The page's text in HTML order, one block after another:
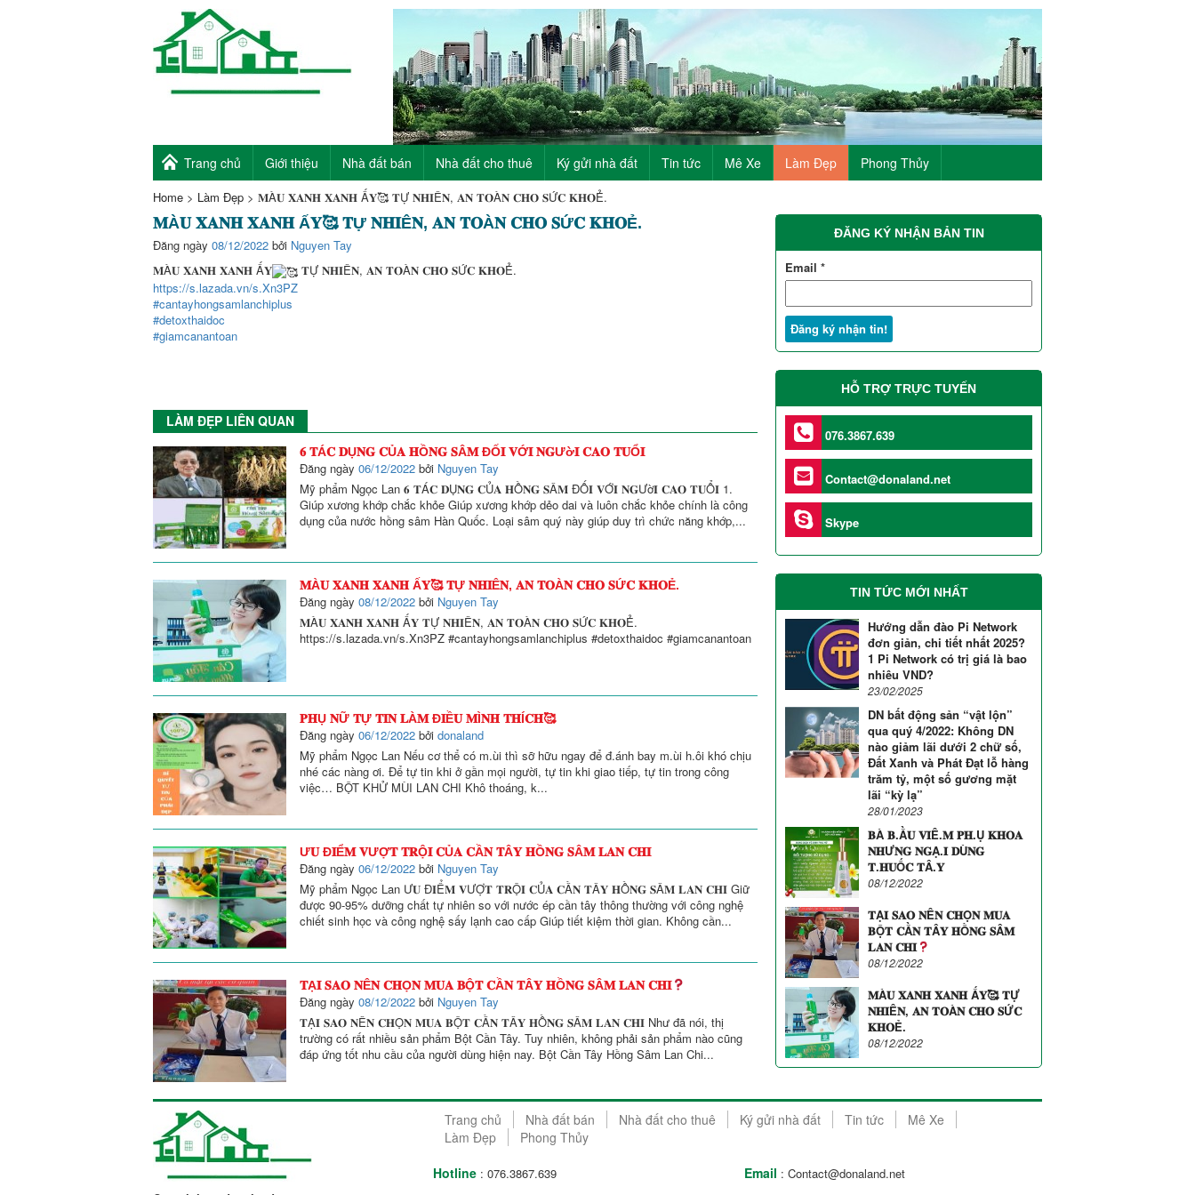
Trang chủ Giới thiệu Nhà đất bán Nhà đất cho thuê Ký gửi nhà đất Tin tức Mê Xe Làm Đẹp Phong Thủy
Home > Làm Đẹp > 𝐌À𝐔 𝐗𝐀𝐍𝐇 𝐗𝐀𝐍𝐇 Ấ𝐘🥰 𝐓Ự 𝐍𝐇𝐈Ê𝐍, 𝐀𝐍 𝐓𝐎À𝐍 𝐂𝐇𝐎 𝐒Ứ𝐂 𝐊𝐇𝐎Ẻ.
𝐌À𝐔 𝐗𝐀𝐍𝐇 𝐗𝐀𝐍𝐇 Ấ𝐘🥰 𝐓Ự 𝐍𝐇𝐈Ê𝐍, 𝐀𝐍 𝐓𝐎À𝐍 𝐂𝐇𝐎 𝐒Ứ𝐂 𝐊𝐇𝐎Ẻ.
Đăng ngày 08/12/2022 bởi Nguyen Tay
𝐌À𝐔 𝐗𝐀𝐍𝐇 𝐗𝐀𝐍𝐇 Ấ𝐘
𝐓Ự 𝐍𝐇𝐈Ê𝐍, 𝐀𝐍 𝐓𝐎À𝐍 𝐂𝐇𝐎 𝐒Ứ𝐂 𝐊𝐇𝐎Ẻ.
https://s.lazada.vn/s.Xn3PZ
#cantayhongsamlanchiplus
#detoxthaidoc
#giamcanantoan
LÀM ĐẸP LIÊN QUAN
𝟔 𝐓Á𝐂 𝐃Ụ𝐍𝐆 𝐂Ủ𝐀 𝐇Ồ𝐍𝐆 𝐒Â𝐌 ĐỐ𝐈 𝐕Ớ𝐈 𝐍𝐆Ườ𝐈 𝐂𝐀𝐎 𝐓𝐔Ổ𝐈
Đăng ngày 06/12/2022bởi Nguyen Tay
Mỹ phẩm Ngọc Lan 𝟔 𝐓Á𝐂 𝐃Ụ𝐍𝐆 𝐂Ủ𝐀 𝐇Ồ𝐍𝐆 𝐒Â𝐌 ĐỐ𝐈 𝐕Ớ𝐈 𝐍𝐆Ườ𝐈 𝐂𝐀𝐎 𝐓𝐔Ổ𝐈 1.
Giúp xương khớp chắc khỏe Giúp xương khớp dẻo dai và luôn chắc khỏe chính là công
dụng của nước hồng sâm Hàn Quốc. Loại sâm quý này giúp duy trì chức năng khớp,...
𝐌À𝐔 𝐗𝐀𝐍𝐇 𝐗𝐀𝐍𝐇 Ấ𝐘🥰 𝐓Ự 𝐍𝐇𝐈Ê𝐍, 𝐀𝐍 𝐓𝐎À𝐍 𝐂𝐇𝐎 𝐒Ứ𝐂 𝐊𝐇𝐎Ẻ.
Đăng ngày 08/12/2022bởi Nguyen Tay
𝐌À𝐔 𝐗𝐀𝐍𝐇 𝐗𝐀𝐍𝐇 Ấ𝐘 𝐓Ự 𝐍𝐇𝐈Ê𝐍, 𝐀𝐍 𝐓𝐎À𝐍 𝐂𝐇𝐎 𝐒Ứ𝐂 𝐊𝐇𝐎Ẻ.
https://s.lazada.vn/s.Xn3PZ #cantayhongsamlanchiplus #detoxthaidoc #giamcanantoan
𝐏𝐇Ụ 𝐍Ữ 𝐓Ự 𝐓𝐈𝐍 𝐋À𝐌 Đ𝐈Ề𝐔 𝐌Ì𝐍𝐇 𝐓𝐇Í𝐂𝐇🥰
Đăng ngày 06/12/2022bởi donaland
Mỹ phẩm Ngọc Lan Nếu cơ thể có m.ùi thì sỡ hữu ngay để đ.ánh bay m.ùi h.ôi khó chịu
nhé các nàng ơi. Để tự tin khi ở gần mọi người, tự tin khi giao tiếp, tự tin trong công
việc… BỘT KHỬ MÙI LAN CHI Khô thoáng, k...
Ư𝐔 Đ𝐈Ể𝐌 𝐕ƯỢ𝐓 𝐓𝐑Ộ𝐈 𝐂Ủ𝐀 𝐂Ầ𝐍 𝐓Â𝐘 𝐇Ồ𝐍𝐆 𝐒Â𝐌 𝐋𝐀𝐍 𝐂𝐇𝐈
Đăng ngày 06/12/2022bởi Nguyen Tay
Mỹ phẩm Ngọc Lan Ư𝐔 Đ𝐈Ể𝐌 𝐕ƯỢ𝐓 𝐓𝐑Ộ𝐈 𝐂Ủ𝐀 𝐂Ầ𝐍 𝐓Â𝐘 𝐇Ồ𝐍𝐆 𝐒Â𝐌 𝐋𝐀𝐍 𝐂𝐇𝐈 Giữ
được 90-95% dưỡng chất tự nhiên so với nước ép cần tây thông thường với công nghệ
chiết sinh học và công nghệ sấy lạnh cao cấp Giúp tiết kiệm thời gian. Không cần...
𝐓Ạ𝐈 𝐒𝐀𝐎 𝐍Ê𝐍 𝐂𝐇Ọ𝐍 𝐌𝐔𝐀 𝐁Ộ𝐓 𝐂Ầ𝐍 𝐓Â𝐘 𝐇Ồ𝐍𝐆 𝐒Â𝐌 𝐋𝐀𝐍 𝐂𝐇𝐈
Đăng ngày 08/12/2022bởi Nguyen Tay
𝐓Ạ𝐈 𝐒𝐀𝐎 𝐍Ê𝐍 𝐂𝐇Ọ𝐍 𝐌𝐔𝐀 𝐁Ộ𝐓 𝐂Ầ𝐍 𝐓Â𝐘 𝐇Ồ𝐍𝐆 𝐒Â𝐌 𝐋𝐀𝐍 𝐂𝐇𝐈 Như đã nói, thị
trường có rất nhiều sản phẩm Bột Cần Tây. Tuy nhiên, không phải sản phẩm nào cũng
đáp ứng tốt nhu cầu của người dùng hiện nay. Bột Cần Tây Hồng Sâm Lan Chi...
ĐĂNG KÝ NHẬN BẢN TIN
Email *
HỖ TRỢ TRỰC TUYẾN
076.3867.639
Contact@donaland.net
Skype
TIN TỨC MỚI NHẤT
Hướng dẫn đào Pi Network
đơn giản, chi tiết nhất 2025?
1 Pi Network có trị giá là bao
nhiêu VND?
23/02/2025
DN bất động sản “vật lộn”
qua quý 4/2022: Không DN
nào giảm lãi dưới 2 chữ số,
Đất Xanh và Phát Đạt lỗ hàng
trăm tỷ, một số gương mặt
lãi “kỳ lạ”
28/01/2023
𝐁À 𝐁.Ầ𝐔 𝐕𝐈Ê.𝐌 𝐏𝐇.Ụ 𝐊𝐇𝐎𝐀
𝐍𝐇Ư𝐍𝐆 𝐍𝐆Ạ.𝐈 𝐃Ù𝐍𝐆
𝐓.𝐇𝐔Ố𝐂 𝐓Â.𝐘
08/12/2022
𝐓Ạ𝐈 𝐒𝐀𝐎 𝐍Ê𝐍 𝐂𝐇Ọ𝐍 𝐌𝐔𝐀
𝐁Ộ𝐓 𝐂Ầ𝐍 𝐓Â𝐘 𝐇Ồ𝐍𝐆 𝐒Â𝐌
𝐋𝐀𝐍 𝐂𝐇𝐈
08/12/2022
𝐌À𝐔 𝐗𝐀𝐍𝐇 𝐗𝐀𝐍𝐇 Ấ𝐘🥰 𝐓Ự
𝐍𝐇𝐈Ê𝐍, 𝐀𝐍 𝐓𝐎À𝐍 𝐂𝐇𝐎 𝐒Ứ𝐂
𝐊𝐇𝐎Ẻ.
08/12/2022
Trang chủ Nhà đất bán Nhà đất cho thuê Ký gửi nhà đất Tin tức
Mê Xe
Làm Đẹp
Phong Thủy
Hotline : 076.3867.639 Email : Contact@donaland.net